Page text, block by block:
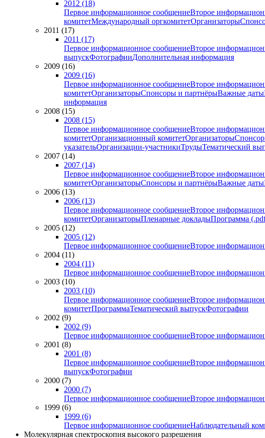
2012 (18)
Первое информационное сообщениеВторое
комитетМеждународный оргкомитетОрганизаторы
2011 (17)
2011 (17)
Первое информационное сообщениеВторое
выпускФотографииДополнительная информация
2009 (16)
2009 (16)
Первое информационное сообщениеВторое
комитетОрганизаторыСпонсоры и партнёрыВажные даты
информация
2008 (15)
2008 (15)
Первое информационное сообщениеВторое
комитетОрганизационный комитетОрганизаторы
указательОрганизации-участникиТрудыТематический
2007 (14)
2007 (14)
Первое информационное сообщениеВторое
комитетОрганизаторыСпонсоры и партнёрыВажные даты
2006 (13)
2006 (13)
Первое информационное сообщениеВторое
комитетОрганизаторыПленарные докладыПрограмма
2005 (12)
2005 (12)
Первое информационное сообщениеВторое
2004 (11)
2004 (11)
Первое информационное сообщениеВторое
2003 (10)
2003 (10)
Первое информационное сообщениеВторое
комитетПрограммаТематический выпускФотографии
2002 (9)
2002 (9)
Первое информационное сообщениеВторое
2001 (8)
2001 (8)
Первое информационное сообщениеВторое
выпускФотографии
2000 (7)
2000 (7)
Первое информационное сообщениеВторое
1999 (6)
1999 (6)
Первое информационное сообщениеНаблюдательный
Молекулярная спектроскопия высокого разрешения